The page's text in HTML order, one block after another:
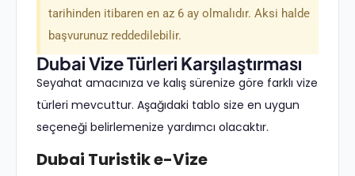
tarihinden itibaren en az 6 ay olmalıdır. Aksi halde
başvurunuz reddedilebilir.
Dubai Vize Türleri Karşılaştırması
Seyahat amacınıza ve kalış sürenize göre farklı vize
türleri mevcuttur. Aşağıdaki tablo size en uygun
seçeneği belirlemenize yardımcı olacaktır.
Dubai Turistik e-Vize